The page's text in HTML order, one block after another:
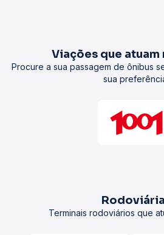
Viações que atuam
Procure a sua passagem de ônibus
sua
Terminais rodoviários que